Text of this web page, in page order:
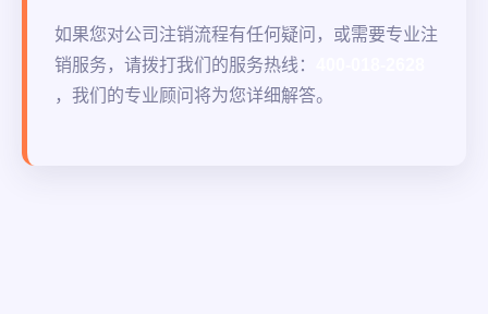
如果您对公司注销流程有任何疑问，或需要专业注
销服务，请拨打我们的服务热线：
，我们的专业顾问将为您详细解答。